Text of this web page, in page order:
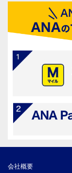
会社概要